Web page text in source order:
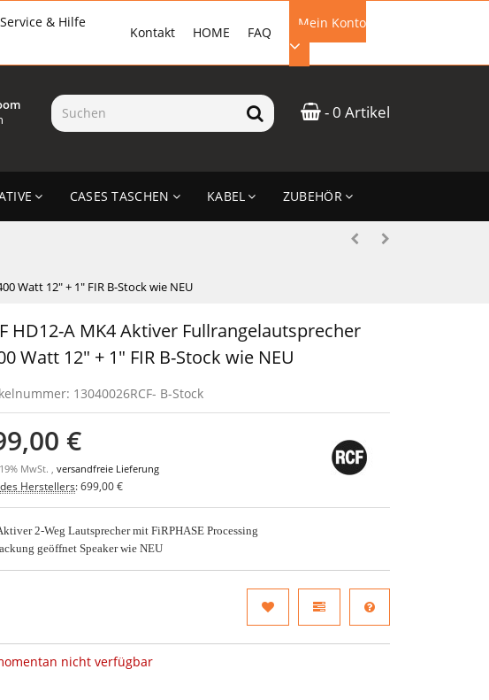
Mein Konto
EMAIL-ADRESSE
ANMELDEN
FAQ
HOME
Kontakt
Service & Hilfe
- 0 Artikel
CASES TASCHEN KABEL ZUBEHÖR
Watt 12" + 1" FIR B-Stock wie NEU
HD12-A MK4 Aktiver Fullrangelautsprecher
Watt 12" + 1" FIR B-Stock wie NEU
13040026RCF- B-Stock
€
MwSt. ,versandfreie Lieferung
des Herstellers:699,00 €
2-Weg Lautsprecher mit FiRPHASE Processing
geöffnet Speaker wie NEU
nicht verfügbar